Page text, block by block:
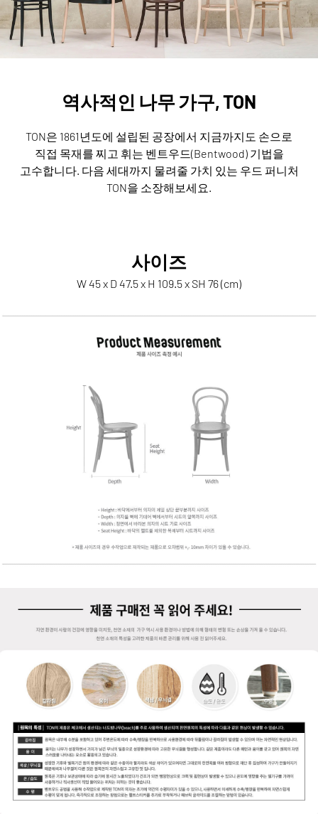
역사적인 나무 가구, TON
TON은 1861년도에 설립된 공장에서 지금까지도 손으로
직접 목재를 찌고 휘는 벤트우드(Bentwood) 기법을
고수합니다. 다음 세대까지 물려줄 가치 있는 우드 퍼니처
TON을 소장해보세요.
사이즈
W 45 x D 47.5 x H 109.5 x SH 76 (cm)